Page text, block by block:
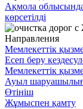
Ақмола облысында
көрсетілді
Направления
Мемлекеттік
Есеп беру
Мемлекеттік
Ауыл
Өтініш
Жұмыспен қамту